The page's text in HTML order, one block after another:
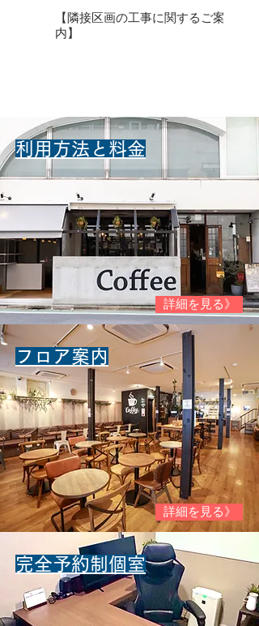
【隣接区画の工事に関するご案
内】
​利用方法と料金
詳細を見る》
​フロア案内
詳細を見る》
​完全予約制個室